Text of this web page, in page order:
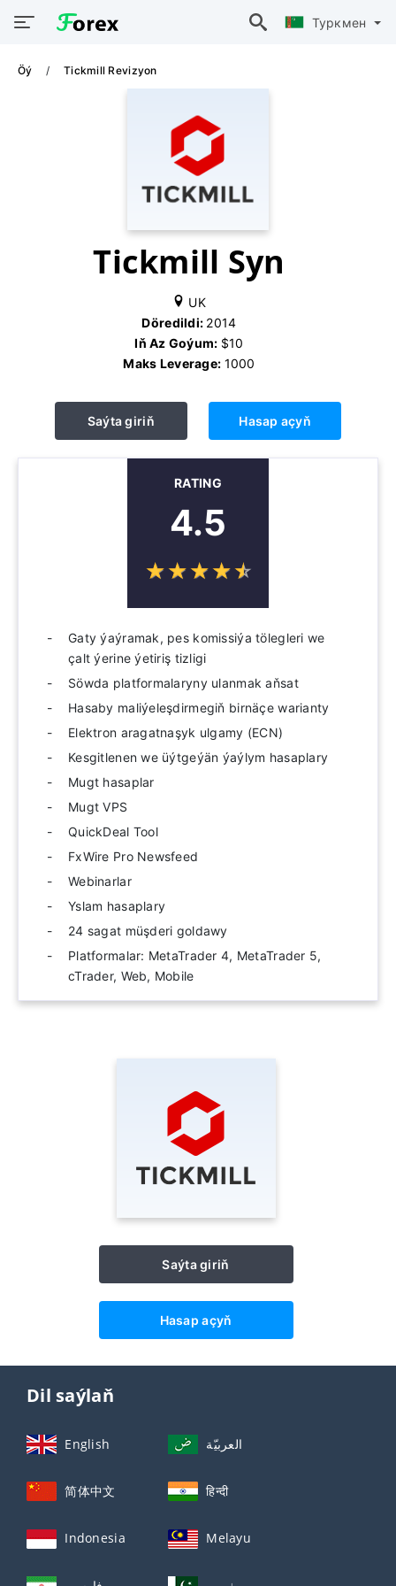
Туркмен
Öý Tickmill Revizyon
Tickmill Syn
UK
Döredildi: 2014
Iň Az Goýum: $10
Maks Leverage: 1000
Saýta giriň Hasap açyň
RATING
4.5
☆☆☆☆☆
★★★★★
Gaty ýaýramak, pes komissiýa tölegleri we
çalt ýerine ýetiriş tizligi
Söwda platformalaryny ulanmak aňsat
Hasaby maliýeleşdirmegiň birnäçe warianty
Elektron aragatnaşyk ulgamy (ECN)
Kesgitlenen we üýtgeýän ýaýlym hasaplary
Mugt hasaplar
Mugt VPS
QuickDeal Tool
FxWire Pro Newsfeed
Webinarlar
Yslam hasaplary
24 sagat müşderi goldawy
Platformalar: MetaTrader 4, MetaTrader 5,
cTrader, Web, Mobile
Saýta giriň
Hasap açyň
Dil saýlaň
English العربيّة
简体中文 हिन्दी
Indonesia Melayu